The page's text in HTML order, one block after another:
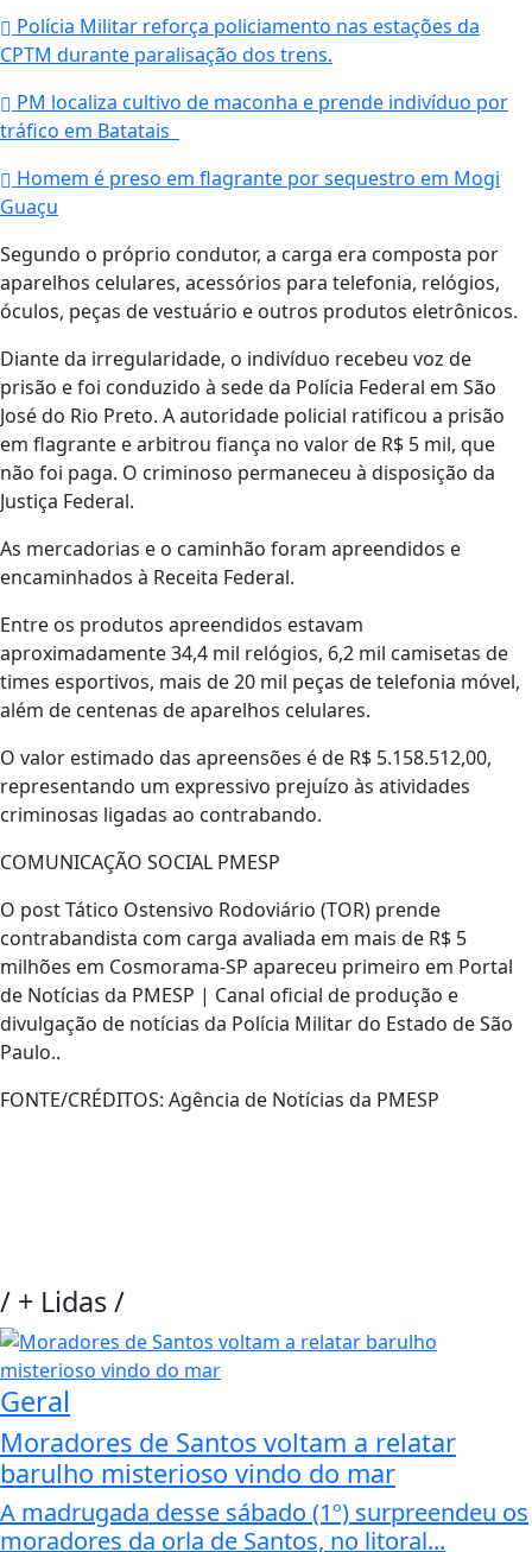
Polícia Militar reforça policiamento nas estações da
CPTM durante paralisação dos trens.
PM localiza cultivo de maconha e prende indivíduo por
tráfico em Batatais
Homem é preso em flagrante por sequestro em Mogi
Guaçu
Segundo o próprio condutor, a carga era composta por
aparelhos celulares, acessórios para telefonia, relógios,
óculos, peças de vestuário e outros produtos eletrônicos.
Diante da irregularidade, o indivíduo recebeu voz de
prisão e foi conduzido à sede da Polícia Federal em São
José do Rio Preto. A autoridade policial ratificou a prisão
em flagrante e arbitrou fiança no valor de R$ 5 mil, que
não foi paga. O criminoso permaneceu à disposição da
Justiça Federal.
As mercadorias e o caminhão foram apreendidos e
encaminhados à Receita Federal.
Entre os produtos apreendidos estavam
aproximadamente 34,4 mil relógios, 6,2 mil camisetas de
times esportivos, mais de 20 mil peças de telefonia móvel,
além de centenas de aparelhos celulares.
O valor estimado das apreensões é de R$ 5.158.512,00,
representando um expressivo prejuízo às atividades
criminosas ligadas ao contrabando.
COMUNICAÇÃO SOCIAL PMESP
O post Tático Ostensivo Rodoviário (TOR) prende
contrabandista com carga avaliada em mais de R$ 5
milhões em Cosmorama-SP apareceu primeiro em Portal
de Notícias da PMESP | Canal oficial de produção e
divulgação de notícias da Polícia Militar do Estado de São
Paulo..
FONTE/CRÉDITOS: Agência de Notícias da PMESP
/ + Lidas/
Geral
Moradores de Santos voltam a relatar
barulho misterioso vindo do mar
A madrugada desse sábado (1º) surpreendeu os
moradores da orla de Santos, no litoral...